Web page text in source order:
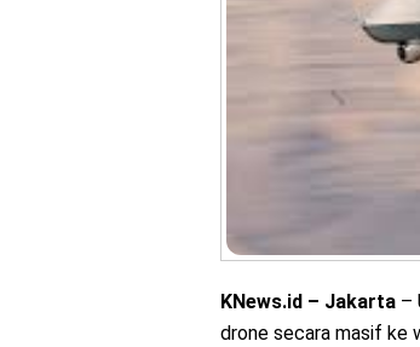
KNews.id – Jakarta –
drone secara masif ke